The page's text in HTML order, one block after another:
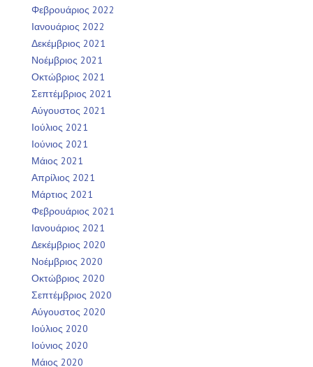
Φεβρουάριος 2022
Ιανουάριος 2022
Δεκέμβριος 2021
Νοέμβριος 2021
Οκτώβριος 2021
Σεπτέμβριος 2021
Αύγουστος 2021
Ιούλιος 2021
Ιούνιος 2021
Μάιος 2021
Απρίλιος 2021
Μάρτιος 2021
Φεβρουάριος 2021
Ιανουάριος 2021
Δεκέμβριος 2020
Νοέμβριος 2020
Οκτώβριος 2020
Σεπτέμβριος 2020
Αύγουστος 2020
Ιούλιος 2020
Ιούνιος 2020
Μάιος 2020